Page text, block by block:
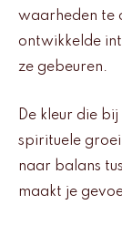
waarheden te
ontwikkelde
ze gebeuren.
De kleur die
spirituele
naar balans
maakt je